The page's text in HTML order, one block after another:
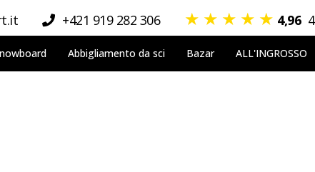
+421 919 282 306 ★ ★ ★ ★ ★ 4,96
Abbigliamento da sci Bazar ALL'INGROSSO